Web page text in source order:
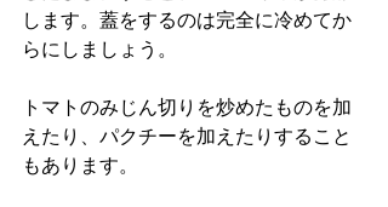
します。蓋をするのは完全に冷めてか
らにしましょう。
トマトのみじん切りを炒めたものを加
えたり、パクチーを加えたりすること
もあります。